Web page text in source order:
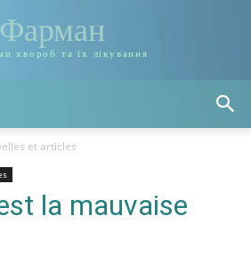
Фарман
хвороб та їх лікування
et articles
la mauvaise